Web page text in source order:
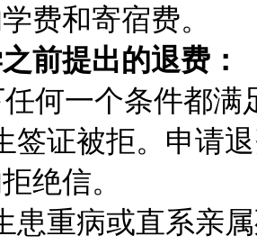
费和寄宿费。
前提出的退费：
一个条件都满
证被拒。申请退
绝信。
重病或直系亲属